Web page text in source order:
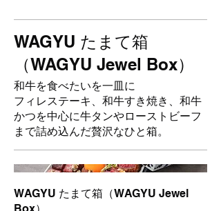
WAGYU たまて箱
（WAGYU Jewel Box）
和牛を食べたいを一皿に
フィレステーキ、和牛すき焼き、和牛
かつを中心に牛タンやローストビーフ
まで詰め込んだ贅沢なひと箱。
WAGYU たまて箱（WAGYU Jewel